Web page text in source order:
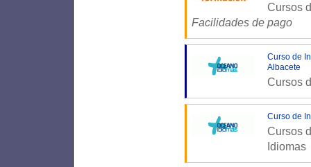
Cursos
Facilidades de pago
Curso de
Albacete
Cursos
Curso de
Cursos
Idiomas